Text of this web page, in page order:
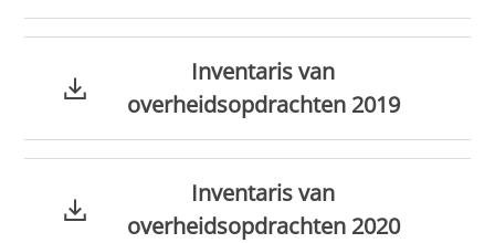
Inventaris van
overheidsopdrachten 2019
Inventaris van
overheidsopdrachten 2020